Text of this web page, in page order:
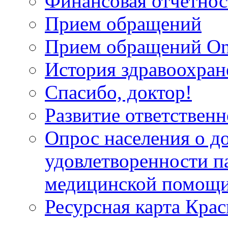
Прием обращений
Прием обращений
История
Спасибо, доктор!
Развитие
Опрос населения о
удовлетворенности
медицинской
Ресурсная карта